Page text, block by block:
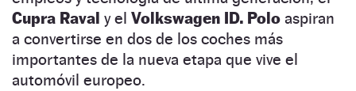
Cupra Raval y el Volkswagen ID. Polo aspiran
a convertirse en dos de los coches más
importantes de la nueva etapa que vive el
automóvil europeo.